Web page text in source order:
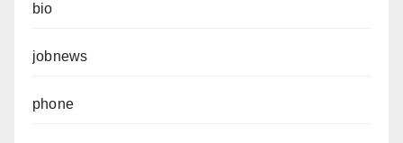
bio
jobnews
phone